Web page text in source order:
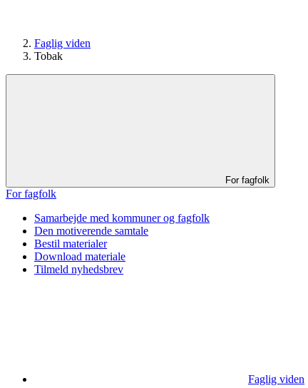
Faglig viden
Tobak
For fagfolk
For fagfolk
Samarbejde med kommuner og fagfolk
Den motiverende samtale
Bestil materialer
Download materiale
Tilmeld nyhedsbrev
Faglig viden